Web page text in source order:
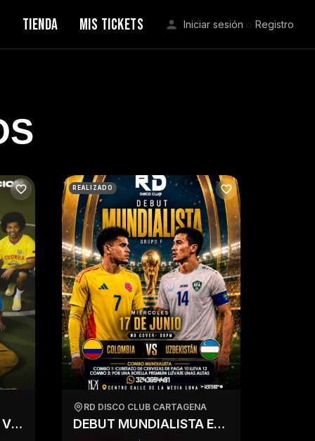
TIENDA MIS TICKETS Iniciar sesión o Registro
Hard Rock COLOMBIA VS UZBEKISTAN
REALIZADO
RD DISCO CLUB CARTAGENA
DEBUT MUNDIALISTA EN RD